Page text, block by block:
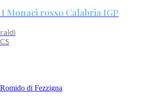
Monaci rosso Calabria IGP